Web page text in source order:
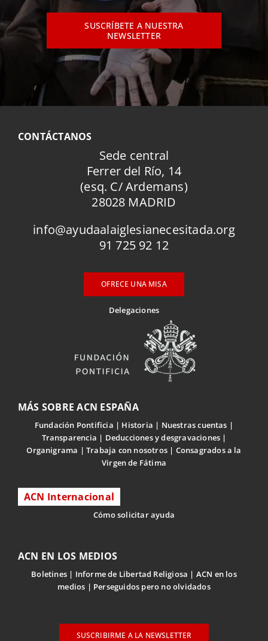
SUSCRÍBETE A NUESTRA
NEWSLETTER
CONTÁCTANOS
Sede central
Ferrer del Río, 14
(esq. C/ Ardemans)
28028 MADRID
info@ayudaalaiglesianecesitada.org
91 725 92 12
OFRECE UNA MISA
Delegaciones
MÁS SOBRE ACN ESPAÑA
Fundación Pontificia Historia
Nuestras cuentas
Transparencia
Deducciones y desgravaciones
Organigrama
Trabaja con nosotros
Consagrados a la
Virgen de Fátima
ACN Internacional
Cómo solicitar ayuda
ACN EN LOS MEDIOS
Boletines Informe de Libertad Religiosa
ACN en los
medios
Perseguidos pero no olvidados
SUSCRIBIRME A LA NEWSLETTER